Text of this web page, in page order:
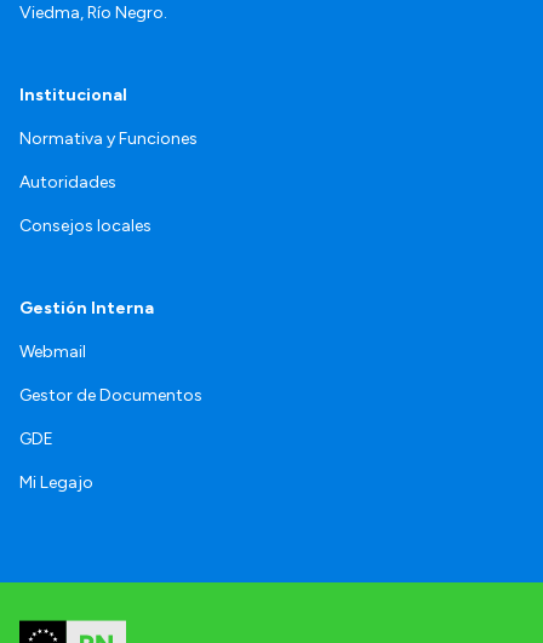
Viedma, Río Negro.
Institucional
Normativa y Funciones
Autoridades
Consejos locales
Gestión Interna
Webmail
Gestor de Documentos
GDE
Mi Legajo